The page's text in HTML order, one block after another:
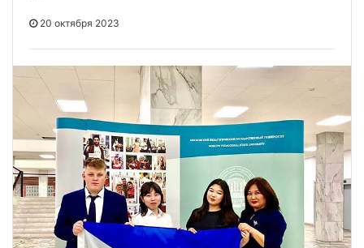
20 октября 2023